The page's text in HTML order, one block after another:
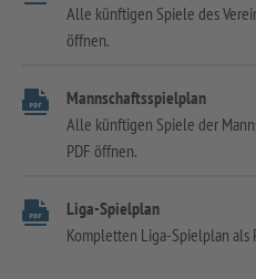
Alle künftigen Spiele des
öffnen.
Mannschaftsspielplan
Alle künftigen Spiele der
PDF öffnen.
Liga-Spielplan
Kompletten Liga-Spielplan als